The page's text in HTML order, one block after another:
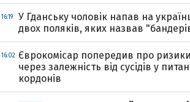
16:19
У Гданську чоловік напав на
двох поляків, яких назвав
16:02 Єврокомісар попередив про
через залежність від сусідів у
кордонів